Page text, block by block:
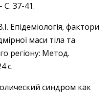
С. 37-41.
Епідеміологія, фактори
маси тіла та
регіону: Метод.
с.
синдром как